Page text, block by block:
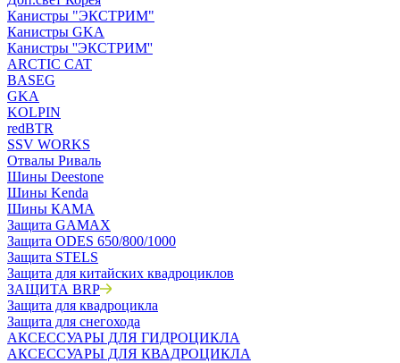
Канистры "ЭКСТРИМ"
Канистры GKA
Канистры ''ЭКСТРИМ''
ARCTIC CAT
BASEG
GKA
KOLPIN
redBTR
SSV WORKS
Отвалы Риваль
Шины Deestone
Шины Kenda
Шины КАМА
Защита GAMAX
Защита ODES 650/800/1000
Защита STELS
Защита для китайских квадроциклов
ЗАЩИТА BRP
Защита для квадроцикла
Защита для снегохода
АКСЕССУАРЫ ДЛЯ ГИДРОЦИКЛА
АКСЕССУАРЫ ДЛЯ КВАДРОЦИКЛА